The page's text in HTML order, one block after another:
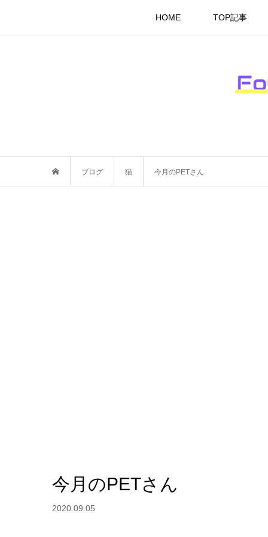
HOME TOP記事
ブログ 猫 今月のPETさん
今月のPETさん
2020.09.05